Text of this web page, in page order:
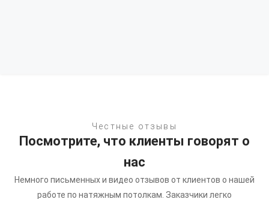
Честные отзывы
Посмотрите, что клиенты говорят о
нас
Немного письменных и видео отзывов от клиентов о нашей
работе по натяжным потолкам. Заказчики легко